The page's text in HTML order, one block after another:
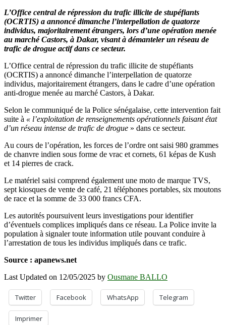
L’Office central de répression du trafic illicite de stupéfiants
(OCRTIS) a annoncé dimanche l’interpellation de quatorze
individus, majoritairement étrangers, lors d’une opération menée
au marché Castors, à Dakar, visant à démanteler un réseau de
trafic de drogue actif dans ce secteur.
L’Office central de répression du trafic illicite de stupéfiants
(OCRTIS) a annoncé dimanche l’interpellation de quatorze
individus, majoritairement étrangers, dans le cadre d’une opération
anti-drogue menée au marché Castors, à Dakar.
Selon le communiqué de la Police sénégalaise, cette intervention fait
suite à « l’exploitation de renseignements opérationnels faisant état
d’un réseau intense de trafic de drogue » dans ce secteur.
Au cours de l’opération, les forces de l’ordre ont saisi 980 grammes
de chanvre indien sous forme de vrac et cornets, 61 képas de Kush
et 14 pierres de crack.
Le matériel saisi comprend également une moto de marque TVS,
sept kiosques de vente de café, 21 téléphones portables, six moutons
de race et la somme de 33 000 francs CFA.
Les autorités poursuivent leurs investigations pour identifier
d’éventuels complices impliqués dans ce réseau. La Police invite la
population à signaler toute information utile pouvant conduire à
l’arrestation de tous les individus impliqués dans ce trafic.
Source : apanews.net
Last Updated on 12/05/2025 by Ousmane BALLO
Twitter Facebook WhatsApp Telegram
Imprimer